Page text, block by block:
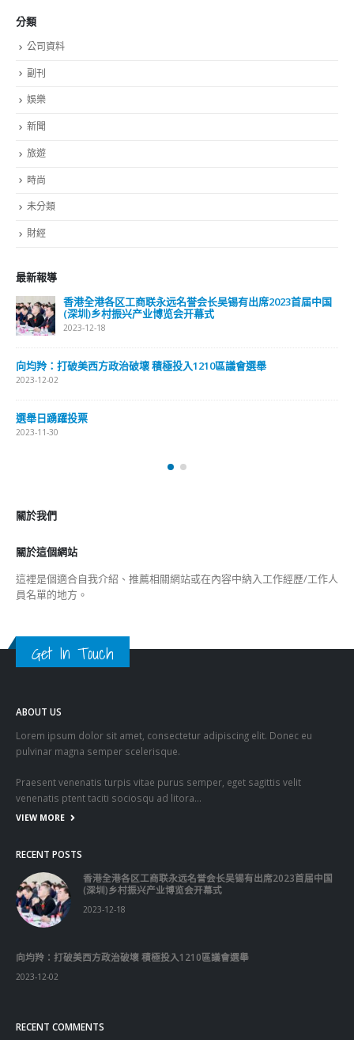
分類
公司資料
副刊
娛樂
新聞
旅遊
時尚
未分類
財經
最新報導
香港全港各区工商联永远名誉会长吴锡有出席2023首届中国
(深圳)乡村振兴产业博览会开幕式
2023-12-18
向均羚：打破美西方政治破壞 積極投入1210區議會選舉
2023-12-02
選舉日踴躍投票
2023-11-30
關於我們
關於這個網站
這裡是個適合自我介紹、推薦相關網站或在內容中納入工作經歷/工作人
員名單的地方。
Get In Touch
ABOUT US
Lorem ipsum dolor sit amet, consectetur adipiscing elit. Donec eu
pulvinar magna semper scelerisque.
Praesent venenatis turpis vitae purus semper, eget sagittis velit
venenatis ptent taciti sociosqu ad litora…
VIEW MORE
RECENT POSTS
香港全港各区工商联永远名誉会长吴锡有出席2023首届中国
(深圳)乡村振兴产业博览会开幕式
2023-12-18
向均羚：打破美西方政治破壞 積極投入1210區議會選舉
2023-12-02
RECENT COMMENTS